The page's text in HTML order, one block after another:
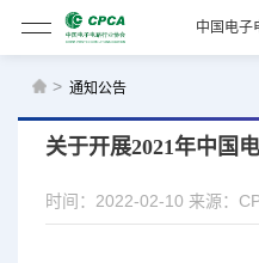
中国电子
> 通知公告
关于开展2021年中国
时间：2022-02-10 来源：